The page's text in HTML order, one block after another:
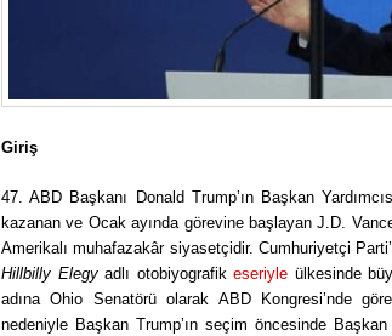
Giriş
47. ABD Başkanı Donald Trump’ın Başkan
kazanan ve Ocak ayında görevine başlayan J.D.
Amerikalı muhafazakâr siyasetçidir. Cumhuriyetçi
Hillbilly Elegyadlı otobiyografik eseriyle ülkesinde
adına Ohio Senatörü olarak ABD Kongresi’nde
nedeniyle Başkan Trump’ın seçim öncesinde